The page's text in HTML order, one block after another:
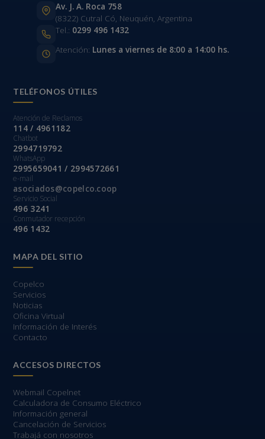
Av. J. A. Roca 758
(8322) Cutral Có, Neuquén, Argentina
Tel.: 0299 496 1432
Atención: Lunes a viernes de 8:00 a 14:00 hs.
TELÉFONOS ÚTILES
Atención de Reclamos
114 / 4961182
Chatbot
2994719792
WhatsApp
2995659041 / 2994572661
e-mail
asociados@copelco.coop
Servicio Social
496 3241
Conmutador recepción
496 1432
MAPA DEL SITIO
Copelco
Servicios
Noticias
Oficina Virtual
Información de Interés
Contacto
ACCESOS DIRECTOS
Webmail Copelnet
Calculadora de Consumo Eléctrico
Información general
Cancelación de Servicios
Trabajá con nosotros